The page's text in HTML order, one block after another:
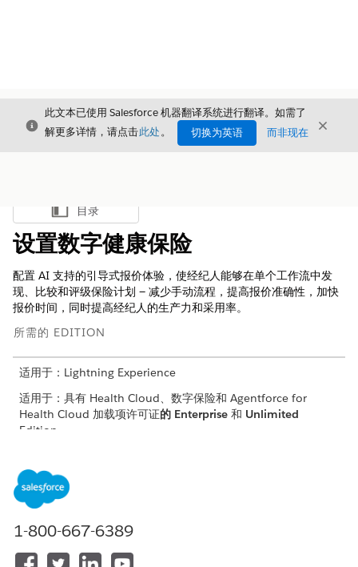
关闭
此文本已使用 Salesforce 机器翻译系统进行翻译。如需了
解更多详情，请点击此处。 切换为英语 而非现在 关闭
显示目录
目录
设置数字健康保险
配置 AI 支持的引导式报价体验，使经纪人能够在单个工作流中发
现、比较和评级保险计划 — 减少手动流程，提高报价准确性，加快
报价时间，同时提高经纪人的生产力和采用率。
所需的 EDITION
适用于：Lightning Experience
适用于：具有 Health Cloud、数字保险和 Agentforce for
Health Cloud 加载项许可证的 Enterprise 和 Unlimited
Edition
设置数字保险
探索数字保险中的团体优势
启用数字体验
1-800-667-6389